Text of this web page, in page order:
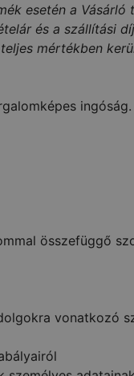
esetén a Vásárló
és a szállítási
mértékben
ingóság.
összefüggő
vonatkozó